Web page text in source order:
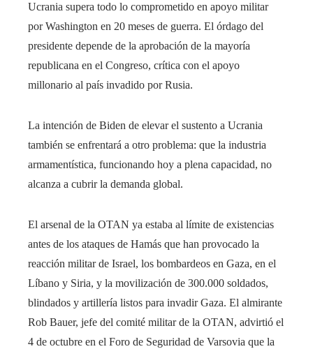
Ucrania supera todo lo comprometido en apoyo militar
por Washington en 20 meses de guerra. El órdago del
presidente depende de la aprobación de la mayoría
republicana en el Congreso, crítica con el apoyo
millonario al país invadido por Rusia.
La intención de Biden de elevar el sustento a Ucrania
también se enfrentará a otro problema: que la industria
armamentística, funcionando hoy a plena capacidad, no
alcanza a cubrir la demanda global.
El arsenal de la OTAN ya estaba al límite de existencias
antes de los ataques de Hamás que han provocado la
reacción militar de Israel, los bombardeos en Gaza, en el
Líbano y Siria, y la movilización de 300.000 soldados,
blindados y artillería listos para invadir Gaza. El almirante
Rob Bauer, jefe del comité militar de la OTAN, advirtió el
4 de octubre en el Foro de Seguridad de Varsovia que la